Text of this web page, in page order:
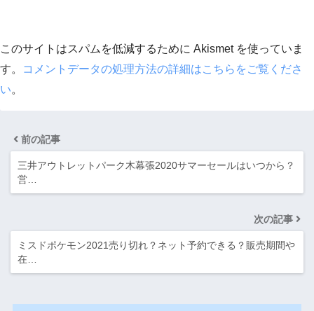
このサイトはスパムを低減するために Akismet を使っていま
す。
コメントデータの処理方法の詳細はこちらをご覧くださ
い。
前の記事
三井アウトレットパーク木幕張2020サマーセールはいつから？
営…
次の記事
ミスドポケモン2021売り切れ？ネット予約できる？販売期間や
在…